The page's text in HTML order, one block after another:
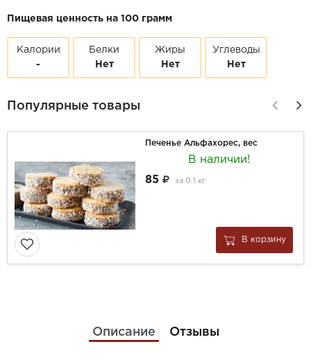
Пищевая ценность на 100 грамм
Калории
-
Белки
Нет
Жиры
Нет
Углеводы
Нет
Популярные товары
Печенье Альфахорес, вес
В наличии!
85
за 0.1 кг
В корзину
Описание Отзывы